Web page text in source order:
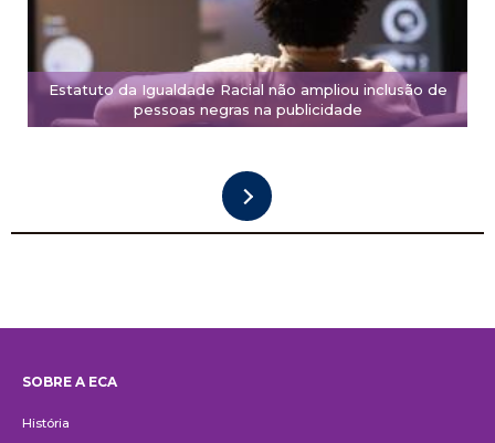
Estatuto da Igualdade Racial não ampliou inclusão de
pessoas negras na publicidade
SOBRE A ECA
História